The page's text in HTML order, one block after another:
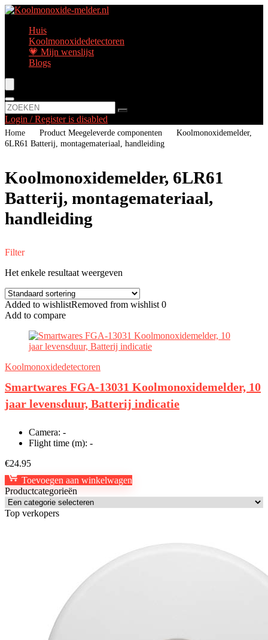
Huis
Koolmonoxidedetectoren
💗 Mijn wenslijst
Blogs
Login / Register is disabled
Home Product Meegeleverde componenten
‎Koolmonoxidemelder,
6LR61 Batterij, montagemateriaal, handleiding
‎Koolmonoxidemelder, 6LR61
Batterij, montagemateriaal,
handleiding
Filter
Het enkele resultaat weergeven
Added to wishlistRemoved from wishlist 0
Add to compare
Koolmonoxidedetectoren
Smartwares FGA-13031 Koolmonoxidemelder, 10
jaar levensduur, Batterij indicatie
Camera: -
Flight time (m): -
€24.95
Toevoegen aan winkelwagen
Productcategorieën
Top verkopers